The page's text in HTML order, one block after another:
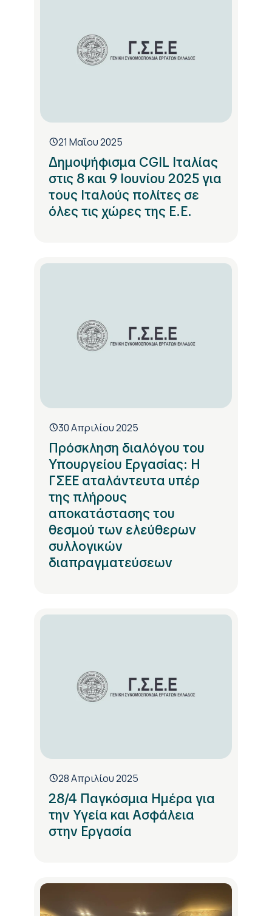
21 Μαΐου 2025
Δημοψήφισμα CGIL Ιταλίας
στις 8 και 9 Ιουνίου 2025 για
τους Ιταλούς πολίτες σε
όλες τις χώρες της Ε.Ε.
30 Απριλίου 2025
Πρόσκληση διαλόγου του
Υπουργείου Εργασίας: Η
ΓΣΕΕ αταλάντευτα υπέρ
της πλήρους
αποκατάστασης του
θεσμού των ελεύθερων
συλλογικών
διαπραγματεύσεων
28 Απριλίου 2025
28/4 Παγκόσμια Ημέρα για
την Υγεία και Ασφάλεια
στην Εργασία